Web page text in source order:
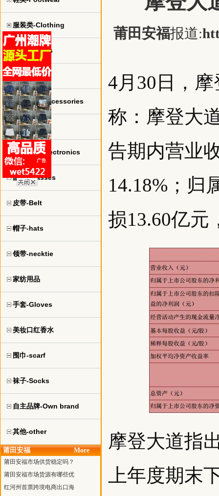
服装类-Clothing
球衣-jerseys
手表-watch
珠宝饰品-Accessories
包包-bags
电子产品-Electronics
眼镜-Glasses
皮带-Belt
帽子-hats
领带-necktie
家纺用品
手套-Gloves
美妆口红香水
围巾-scarf
袜子-Socks
自主品牌-Own brand
其他-other
莆田安福 More
莆田安福市场供货稳定吗？
莆田安福市场货源有哪些优
红河州首票跨境电商出口海
莆田安福报道:
4月30日，
称：摩登大
告期内营业
14.18%；归
损13.60亿元
摩登大道指
上年度期末